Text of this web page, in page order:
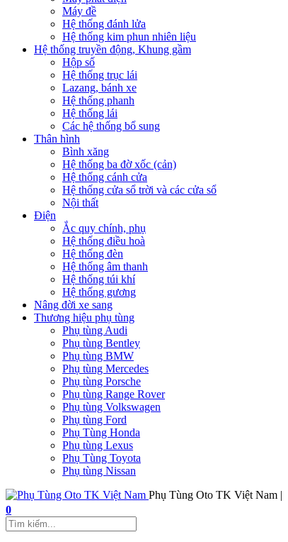
Máy đề
Hệ thống đánh lửa
Hệ thống kim phun nhiên liệu
Hệ thống truyền động, Khung gầm
Hộp số
Hệ thống trục lái
Lazang, bánh xe
Hệ thống phanh
Hệ thống lái
Các hệ thống bổ sung
Thân hình
Bình xăng
Hệ thống ba đờ xốc (cản)
Hệ thống cánh cửa
Hệ thống cửa sổ trời và các cửa sổ
Nội thất
Điện
Ắc quy chính, phụ
Hệ thống điều hoà
Hệ thống đèn
Hệ thống âm thanh
Hệ thống túi khí
Hệ thống gương
Nâng đời xe sang
Thương hiệu phụ tùng
Phụ tùng Audi
Phụ tùng Bentley
Phụ tùng BMW
Phụ tùng Mercedes
Phụ tùng Porsche
Phụ tùng Range Rover
Phụ tùng Volkswagen
Phụ tùng Ford
Phụ Tùng Honda
Phụ tùng Lexus
Phụ Tùng Toyota
Phụ tùng Nissan
Phụ Tùng Oto TK Việt Nam |
0